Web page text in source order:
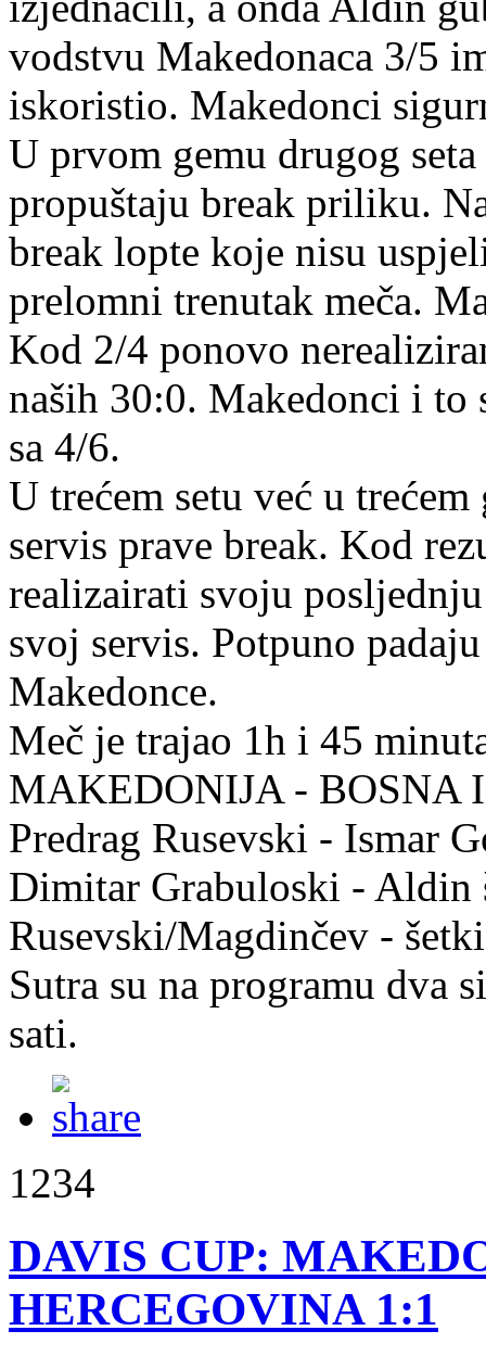
vodstvu Makedonaca 3/5
iskoristio. Makedonci
U prvom gemu drugog
propuštaju break priliku.
break lopte koje nisu
prelomni trenutak meča.
Kod 2/4 ponovo
naših 30:0. Makedonci i to
sa 4/6.
U trećem setu već u
servis prave break. Kod
realizairati svoju
svoj servis. Potpuno
Makedonce.
Meč je trajao 1h i 45
MAKEDONIJA - BOSNA
Predrag Rusevski - Ismar
Dimitar Grabuloski - Aldin
Rusevski/Magdinčev -
Sutra su na programu dva
sati.
1234
DAVIS CUP:
HERCEGOVINA 1:1